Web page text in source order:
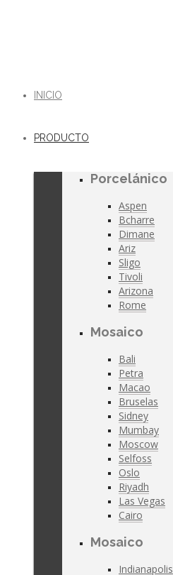
INICIO
PRODUCTO
Porcelánico
Aspen
Bcharre
Dimane
Ariz
Sligo
Tivoli
Arizona
Rome
Mosaico
Bali
Petra
Macao
Bruselas
Sidney
Mumbay
Moscow
Selfoss
Oslo
Riyadh
Las Vegas
Cairo
Mosaico
Indianapolis